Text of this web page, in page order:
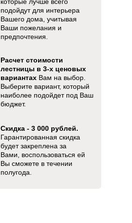
подойдут для интерьера
Вашего дома, учитывая
Ваши пожелания и
предпочтения.
Расчет стоимости
лестницы в 3-х ценовых
вариантах Вам на выбор.
Выберите вариант, который
наиболее подойдет под Ваш
бюджет.
Скидка - 3 000 рублей.
Гарантированная скидка
будет закреплена за
Вами, воспользоваться ей
Вы сможете в течении
полугода.